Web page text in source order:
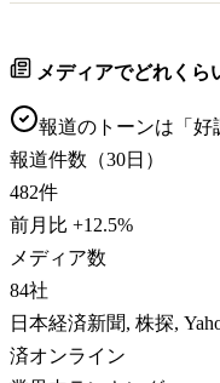
メディアでどれくら
報道のトーンは「 好
報道件数（30日）
482件
前月比 +12.5%
メディア数
84社
日本経済新聞, 株探,
済オンライン